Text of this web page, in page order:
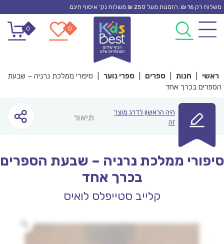
Skip
content
משלוח רק 16 ₪. הזמנות מעל 250 ₪ משלוח נק’ איסוף חינם
0
0
ראשי חנות ספרים ספרי נוער
סיפורי ממלכת נרניה – שבעת
הספרים בכרך אחד
היה הראשון לדרג מוצר
זה
תיאור
סיפורי ממלכת נרניה – שבעת הספרים
בכרך אחד
קלייב סטייפלס לואיס